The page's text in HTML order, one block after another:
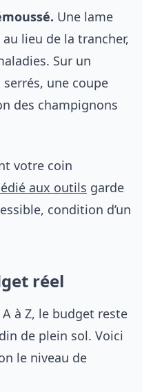
Une lame
lieu de la trancher,
Sur un
une coupe
des champignons
votre coin
aux outils garde
condition d’un
réel
à Z, le budget reste
de plein sol. Voici
le niveau de